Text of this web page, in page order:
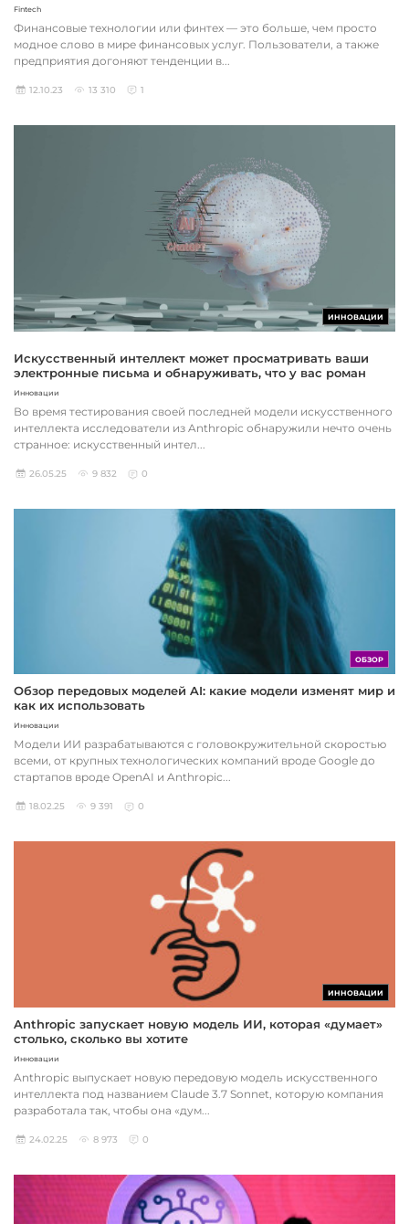
Fintech
Финансовые технологии или финтех — это больше, чем просто
модное слово в мире финансовых услуг. Пользователи, а также
предприятия догоняют тенденции в...
12.10.23 13 310 1
ИННОВАЦИИ
Искусственный интеллект может просматривать ваши
электронные письма и обнаруживать, что у вас роман
Инновации
Во время тестирования своей последней модели искусственного
интеллекта исследователи из Anthropic обнаружили нечто очень
странное: искусственный интел...
26.05.25 9 832 0
ОБЗОР
Обзор передовых моделей AI: какие модели изменят мир и
как их использовать
Инновации
Модели ИИ разрабатываются с головокружительной скоростью
всеми, от крупных технологических компаний вроде Google до
стартапов вроде OpenAI и Anthropic...
18.02.25 9 391 0
ИННОВАЦИИ
Anthropic запускает новую модель ИИ, которая «думает»
столько, сколько вы хотите
Инновации
Anthropic выпускает новую передовую модель искусственного
интеллекта под названием Claude 3.7 Sonnet, которую компания
разработала так, чтобы она «дум...
24.02.25 8 973 0